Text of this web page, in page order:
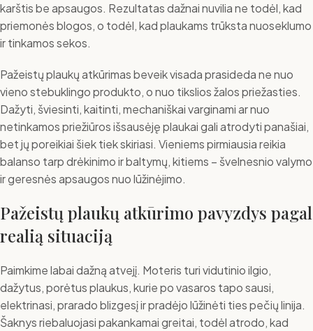
karštis be apsaugos. Rezultatas dažnai nuvilia ne todėl, kad
priemonės blogos, o todėl, kad plaukams trūksta nuoseklumo
ir tinkamos sekos.
Pažeistų plaukų atkūrimas beveik visada prasideda ne nuo
vieno stebuklingo produkto, o nuo tikslios žalos priežasties.
Dažyti, šviesinti, kaitinti, mechaniškai varginami ar nuo
netinkamos priežiūros išsausėję plaukai gali atrodyti panašiai,
bet jų poreikiai šiek tiek skiriasi. Vieniems pirmiausia reikia
balanso tarp drėkinimo ir baltymų, kitiems – švelnesnio valymo
ir geresnės apsaugos nuo lūžinėjimo.
Pažeistų plaukų atkūrimo pavyzdys pagal
realią situaciją
Paimkime labai dažną atvejį. Moteris turi vidutinio ilgio,
dažytus, porėtus plaukus, kurie po vasaros tapo sausi,
elektrinasi, prarado blizgesį ir pradėjo lūžinėti ties pečių linija.
Šaknys riebaluojasi pakankamai greitai, todėl atrodo, kad